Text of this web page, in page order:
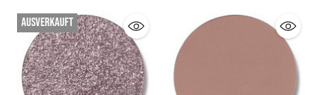
Ausverkauft